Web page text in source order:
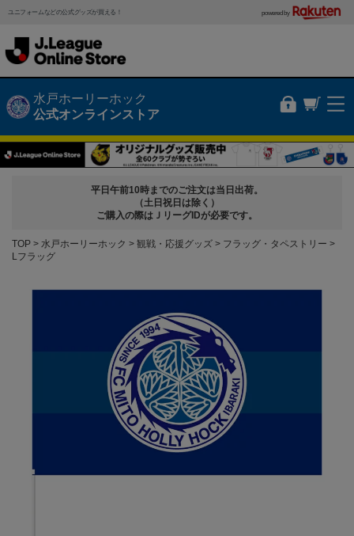
ユニフォームなどの公式グッズが買える！ powered by
水戸ホーリーホック
公式オンラインストア
平日午前10時までのご注文は当日出荷。
（土日祝日は除く）
ご購入の際はＪリーグIDが必要です。
TOP 水戸ホーリーホック 観戦・応援グッズ
フラッグ・タペストリー
Lフラッグ